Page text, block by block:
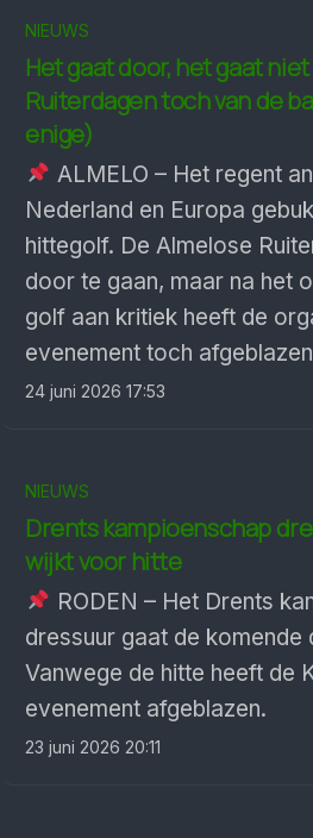
NIEUWS
Het gaat door, het gaat
Ruiterdagen toch van de
enige)
ALMELO – Het regent
Nederland en Europa
hittegolf. De Almelose
door te gaan, maar na het
golf aan kritiek heeft de
evenement toch
24 juni 2026 17:53
NIEUWS
Drents kampioenschap
wijkt voor hitte
RODEN – Het Drents
dressuur gaat de komende
Vanwege de hitte heeft de
evenement afgeblazen.
23 juni 2026 20:11